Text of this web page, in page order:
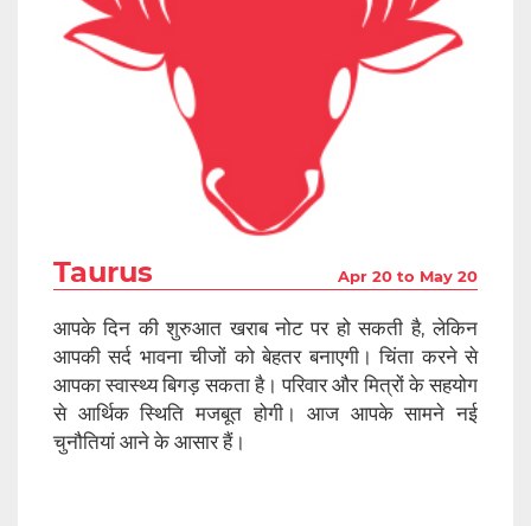
Taurus Apr 20 to May 20
आपके दिन की शुरुआत खराब नोट पर हो सकती है, लेकिन
आपकी सर्द भावना चीजों को बेहतर बनाएगी। चिंता करने से
आपका स्वास्थ्य बिगड़ सकता है। परिवार और मित्रों के सहयोग
से आर्थिक स्थिति मजबूत होगी। आज आपके सामने नई
चुनौतियां आने के आसार हैं।